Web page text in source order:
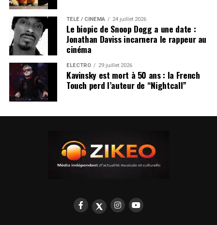
TÉLÉ / CINÉMA 24 juillet 2026
Le biopic de Snoop Dogg a une date :
Jonathan Daviss incarnera le rappeur au
cinéma
ÉLECTRO 29 juillet 2026
Kavinsky est mort à 50 ans : la French
Touch perd l’auteur de “Nightcall”